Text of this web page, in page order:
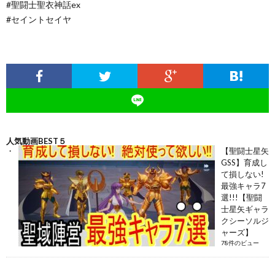
#聖闘士聖衣神話ex
#セイントセイヤ
人気動画BEST５
【聖闘士星矢
GSS】育成し
て損しない!
最強キャラ7
選!!!【聖闘
士星矢ギャラ
クシーソルジ
ャーズ】
78件のビュー